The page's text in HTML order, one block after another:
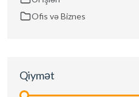
Ofis və Biznes
Qiymət